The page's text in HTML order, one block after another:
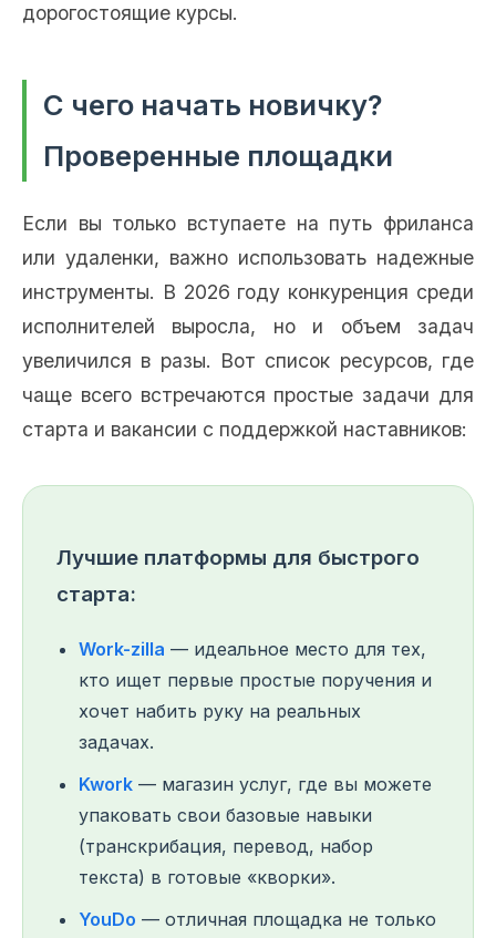
дорогостоящие курсы.
С чего начать новичку?
Проверенные площадки
Если вы только вступаете на путь фриланса
или удаленки, важно использовать надежные
инструменты. В 2026 году конкуренция среди
исполнителей выросла, но и объем задач
увеличился в разы. Вот список ресурсов, где
чаще всего встречаются простые задачи для
старта и вакансии с поддержкой наставников:
Лучшие платформы для быстрого
старта:
Work-zilla — идеальное место для тех,
кто ищет первые простые поручения и
хочет набить руку на реальных
задачах.
Kwork — магазин услуг, где вы можете
упаковать свои базовые навыки
(транскрибация, перевод, набор
текста) в готовые «кворки».
YouDo — отличная площадка не только